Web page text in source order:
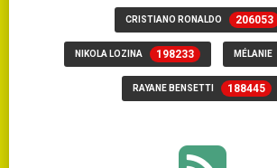
CRISTIANO RONALDO 206053
NIKOLA LOZINA 198233 MÉLANIE
RAYANE BENSETTI 188445